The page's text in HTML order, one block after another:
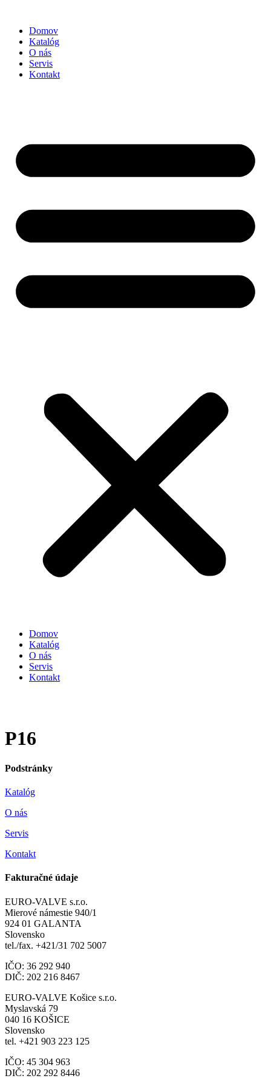
obsah
Domov
Katalóg
O nás
Servis
Kontakt
Domov
Katalóg
O nás
Servis
Kontakt
P16
Podstránky
Katalóg
O nás
Servis
Kontakt
Fakturačné údaje
EURO-VALVE s.r.o.
Mierové námestie 940/1
924 01 GALANTA
Slovensko
tel./fax. +421/31 702 5007
IČO: 36 292 940
DIČ: 202 216 8467
EURO-VALVE Košice s.r.o.
Myslavská 79
040 16 KOŠICE
Slovensko
tel. +421 903 223 125
IČO: 45 304 963
DIČ: 202 292 8446